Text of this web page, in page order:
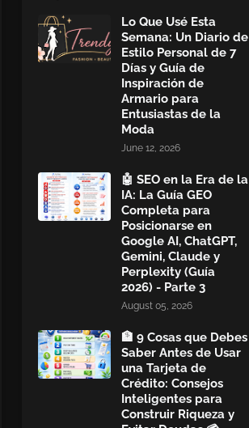
Lo Que Usé Esta
Semana: Un Diario de
Estilo Personal de 7
Días y Guía de
Inspiración de
Armario para
Entusiastas de la
Moda
June 12, 2026
🤖 SEO en la Era de la
IA: La Guía GEO
Completa para
Posicionarse en
Google AI, ChatGPT,
Gemini, Claude y
Perplexity (Guía
2026) - Parte 3
August 05, 2026
🏦 9 Cosas que Debes
Saber Antes de Usar
una Tarjeta de
Crédito: Consejos
Inteligentes para
Construir Riqueza y